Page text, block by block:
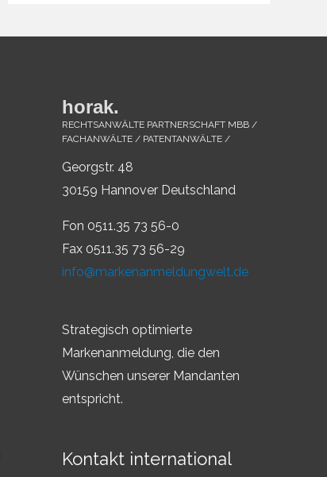
horak.
RECHTSANWÄLTE PARTNERSCHAFT MBB /
FACHANWÄLTE / PATENTANWÄLTE /
Georgstr. 48
30159 Hannover Deutschland
Fon 0511.35 73 56-0
Fax 0511.35 73 56-29
info@markenanmeldungwelt.de
Strategisch optimierte
Markenanmeldung, die den
Wünschen unserer Mandanten
entspricht.
Kontakt international